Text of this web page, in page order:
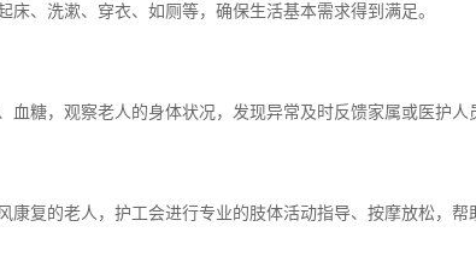
床、洗漱、穿衣、如厕等，确保生活基本需求得到满足。
血糖，观察老人的身体状况，发现异常及时反馈家属或医护人
康复的老人，护工会进行专业的肢体活动指导、按摩放松，帮